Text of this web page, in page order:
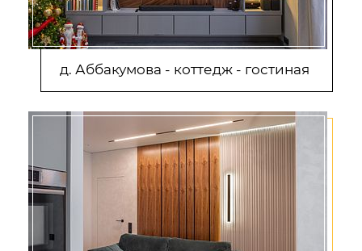
д. Аббакумова - коттедж - гостиная